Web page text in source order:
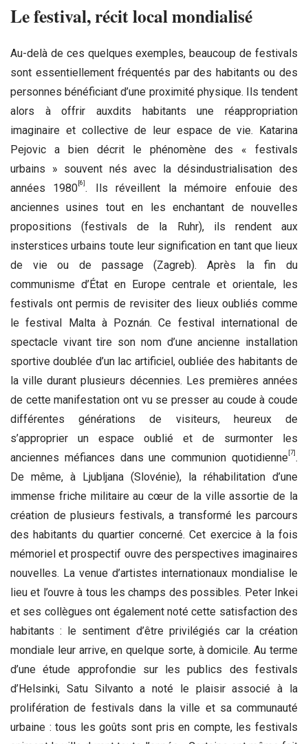
Le festival, récit local mondialisé
Au-delà de ces quelques exemples, beaucoup de festivals
sont essentiellement fréquentés par des habitants ou des
personnes bénéficiant d’une proximité physique. Ils tendent
alors à offrir auxdits habitants une réappropriation
imaginaire et collective de leur espace de vie. Katarina
Pejovic a bien décrit le phénomène des « festivals
urbains » souvent nés avec la désindustrialisation des
années 1980 [6] . Ils réveillent la mémoire enfouie des
anciennes usines tout en les enchantant de nouvelles
propositions (festivals de la Ruhr), ils rendent aux
insterstices urbains toute leur signification en tant que lieux
de vie ou de passage (Zagreb). Après la fin du
communisme d’État en Europe centrale et orientale, les
festivals ont permis de revisiter des lieux oubliés comme
le festival Malta à Poznán. Ce festival international de
spectacle vivant tire son nom d’une ancienne installation
sportive doublée d’un lac artificiel, oubliée des habitants de
la ville durant plusieurs décennies. Les premières années
de cette manifestation ont vu se presser au coude à coude
différentes générations de visiteurs, heureux de
s’approprier un espace oublié et de surmonter les
anciennes méfiances dans une communion quotidienne [7] .
De même, à Ljubljana (Slovénie), la réhabilitation d’une
immense friche militaire au cœur de la ville assortie de la
création de plusieurs festivals, a transformé les parcours
des habitants du quartier concerné. Cet exercice à la fois
mémoriel et prospectif ouvre des perspectives imaginaires
nouvelles. La venue d’artistes internationaux mondialise le
lieu et l’ouvre à tous les champs des possibles. Peter Inkei
et ses collègues ont également noté cette satisfaction des
habitants : le sentiment d’être privilégiés car la création
mondiale leur arrive, en quelque sorte, à domicile. Au terme
d’une étude approfondie sur les publics des festivals
d’Helsinki, Satu Silvanto a noté le plaisir associé à la
prolifération de festivals dans la ville et sa communauté
urbaine : tous les goûts sont pris en compte, les festivals